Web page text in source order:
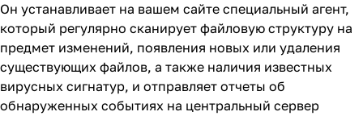
Он устанавливает на вашем сайте специальный агент,
который регулярно сканирует файловую структуру на
предмет изменений, появления новых или удаления
существующих файлов, а также наличия известных
вирусных сигнатур, и отправляет отчеты об
обнаруженных событиях на центральный сервер